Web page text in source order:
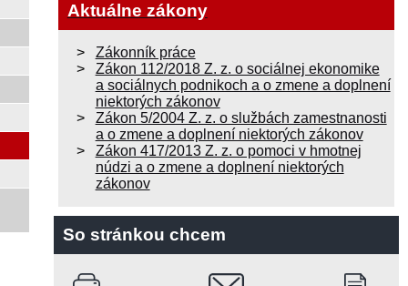
Aktuálne zákony
Zákonník práce
Zákon 112/2018 Z. z. o sociálnej ekonomike
a sociálnych podnikoch a o zmene a doplnení
niektorých zákonov
Zákon 5/2004 Z. z. o službách zamestnanosti
a o zmene a doplnení niektorých zákonov
Zákon 417/2013 Z. z. o pomoci v hmotnej
núdzi a o zmene a doplnení niektorých
zákonov
So stránkou chcem